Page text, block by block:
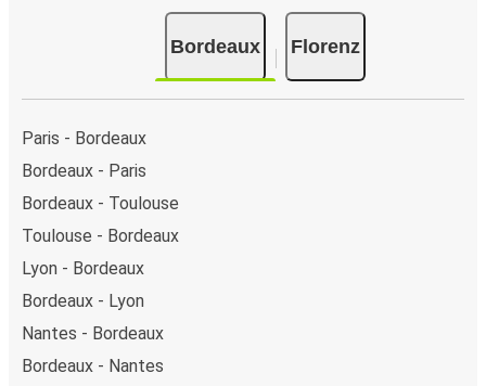
Bordeaux Florenz
Paris - Bordeaux
Bordeaux - Paris
Bordeaux - Toulouse
Toulouse - Bordeaux
Lyon - Bordeaux
Bordeaux - Lyon
Nantes - Bordeaux
Bordeaux - Nantes